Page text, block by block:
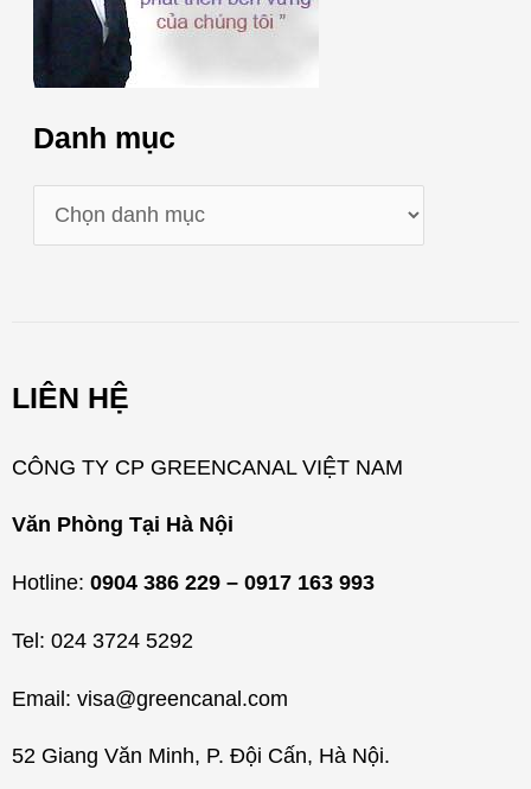
Danh mục
a
m
c
LIÊN HỆ
CÔNG TY CP GREENCANAL VIỆT NAM
Văn Phòng Tại Hà Nội
Hotline: 0904 386 229 – 0917 163 993
Tel: 024 3724 5292
Email: visa@greencanal.com
52 Giang Văn Minh, P. Đội Cấn, Hà Nội.